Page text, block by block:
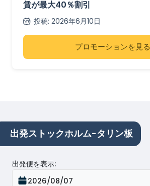
賃が最大40％割引
投稿: 2026年6月10日
プロモーションを見る
出発ストックホルム-タリン板
出発便を表示:
2026/08/07